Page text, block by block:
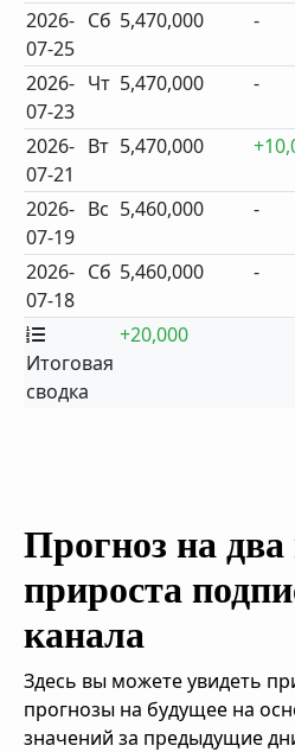
2026-
07-25
Сб 5,470,000 -
2026-
07-23
Чт 5,470,000 -
2026-
07-21
Вт 5,470,000
2026-
07-19
Вс 5,460,000 -
2026-
07-18
Сб 5,460,000 -
Итоговая
сводка
+20,000
Прогноз на два
прироста
канала
Здесь вы можете увидеть
прогнозы на будущее на
значений за предыдущие